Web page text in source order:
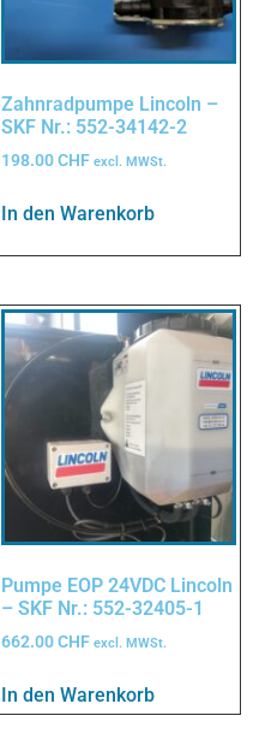
Zahnradpumpe Lincoln –
SKF Nr.: 552-34142-2
198.00CHF excl. MWSt.
In den Warenkorb
Pumpe EOP 24VDC Lincoln
– SKF Nr.: 552-32405-1
662.00CHF excl. MWSt.
In den Warenkorb